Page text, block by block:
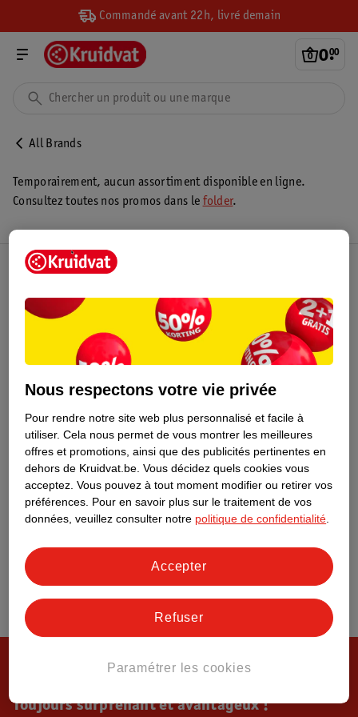
Commandé avant 22h, livré demain
0.
00
All Brands
Temporairement, aucun assortiment disponible en ligne.
Consultez toutes nos promos dans le folder.
Toujours surprenant et avantageux !
Nous respectons votre vie privée
Pour rendre notre site web plus personnalisé et facile à
utiliser. Cela nous permet de vous montrer les meilleures
offres et promotions, ainsi que des publicités pertinentes en
dehors de Kruidvat.be. Vous décidez quels cookies vous
acceptez. Vous pouvez à tout moment modifier ou retirer vos
préférences. Pour en savoir plus sur le traitement de vos
données, veuillez consulter notre politique de confidentialité
Paramétrer les cookies
Refuser
Accepter